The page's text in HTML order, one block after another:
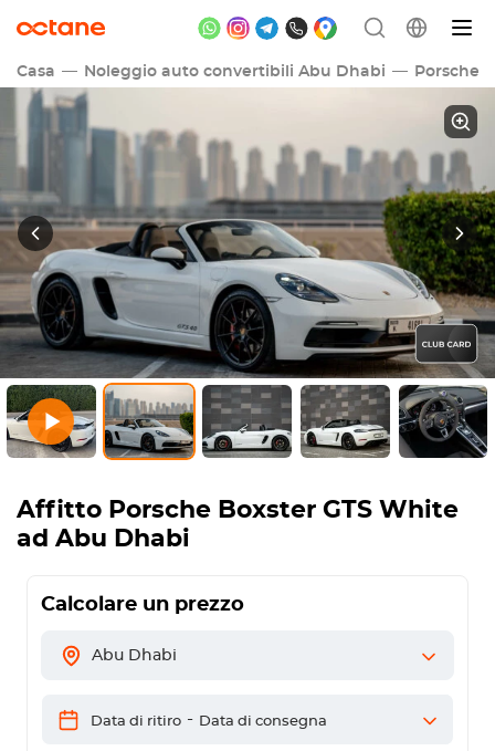
Casa Noleggio auto convertibili Abu Dhabi Porsche
Affitto Porsche Boxster GTS White
ad Abu Dhabi
Calcolare un prezzo
Abu Dhabi
Data di ritiro - Data di consegna